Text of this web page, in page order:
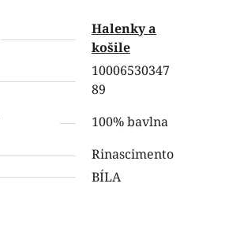
Halenky a
košile
10006530347
89
100% bavlna
Rinascimento
BÍLA